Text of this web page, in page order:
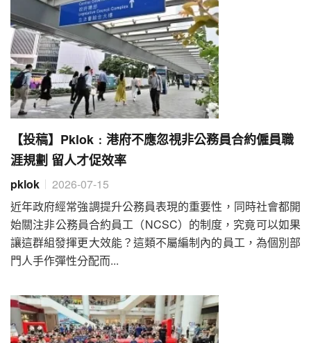
【投稿】Pklok﹕港府不應忽視非公務員合約僱員職
涯規劃 留人才促效率
pklok
2026-07-15
近年政府經常強調提升公務員表現的重要性，同時社會都開
始關注非公務員合約員工（NCSC）的制度，究竟可以如果
讓這群組發揮更大效能？這類不屬編制內的員工，為個別部
門人手作彈性分配而...